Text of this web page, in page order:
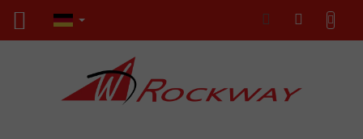
springen
WARENKORB